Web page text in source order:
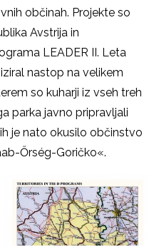
občinah. Projekte so
Avstrija in
LEADER II. Leta
nastop na velikem
so kuharji iz vseh treh
parka javno pripravljali
je nato okusilo občinstvo
Őrség-Goričko«.